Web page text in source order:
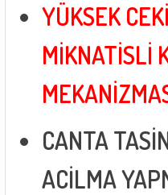
YÜKSEK
MİKNATİSLİ
CANTA
ACİLMA